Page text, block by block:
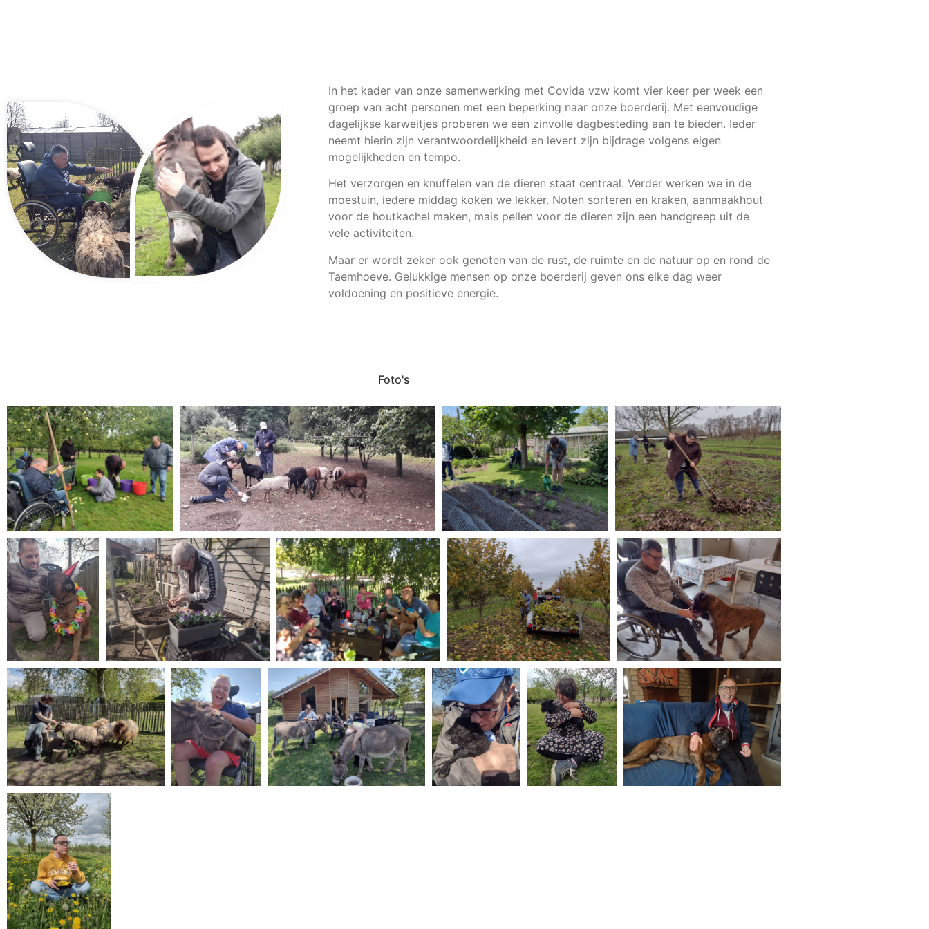
In het kader van onze samenwerking met Covida vzw komt vier keer per week een
groep van acht personen met een beperking naar onze boerderij. Met eenvoudige
dagelijkse karweitjes proberen we een zinvolle dagbesteding aan te bieden. Ieder
neemt hierin zijn verantwoordelijkheid en levert zijn bijdrage volgens eigen
mogelijkheden en tempo.
Het verzorgen en knuffelen van de dieren staat centraal. Verder werken we in de
moestuin, iedere middag koken we lekker. Noten sorteren en kraken, aanmaakhout
voor de houtkachel maken, mais pellen voor de dieren zijn een handgreep uit de
vele activiteiten.
Maar er wordt zeker ook genoten van de rust, de ruimte en de natuur op en rond de
Taemhoeve. Gelukkige mensen op onze boerderij geven ons elke dag weer
voldoening en positieve energie.
Foto's